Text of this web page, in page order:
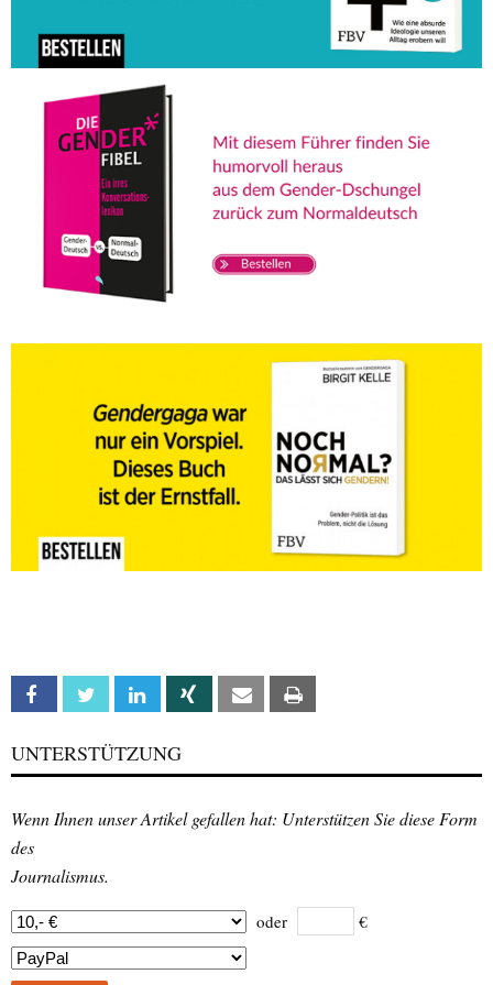
Facebook Twitter Linkedin Xing Email
UNTERSTÜTZUNG
Wenn Ihnen unser Artikel gefallen hat: Unterstützen Sie diese Form
des
Journalismus.
oder €